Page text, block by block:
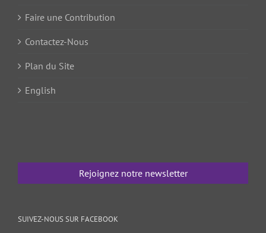
Faire une Contribution
Contactez-Nous
Plan du Site
English
Rejoignez notre newsletter
SUIVEZ-NOUS SUR FACEBOOK